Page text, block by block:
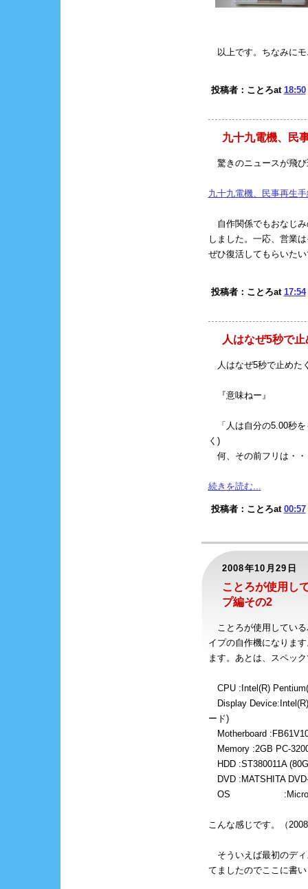
以上です。ちなみに
投稿者：ことろat 18:50
九十九電機、民
驚きのニュースが飛び
九十九電機、民事再生
自作関係でもおなじみ
しました。一応、営業
ぜひ復活してもらいた
投稿者：ことろat 17:54
人はなぜ5秒で
人はなぜ5秒で止めた
『意味ねー』
「人は自分の5.00秒を
く)
何、その前フリは・・
続きを読む...
投稿者：ことろat 00:57
2008年10月29日
ことろが使用し
プ編その2
ことろが使用している
イプの自作機になりま
ます。あとは、スペッ
CPU :Intel(R)
Display
ード)
Motherboard
Memory :2GB PC-
HDD :ST380011A
DVD :MATSHITA
OS :Microsoft
こんな感じです。（
そういえば最初のディ
てましたのでここに書